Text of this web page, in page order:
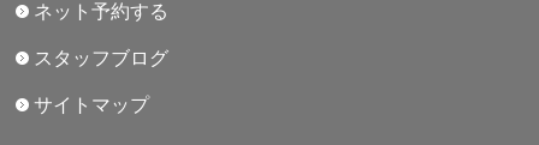
ネット予約する
スタッフブログ
サイトマップ